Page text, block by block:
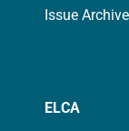
Issue
ELCA